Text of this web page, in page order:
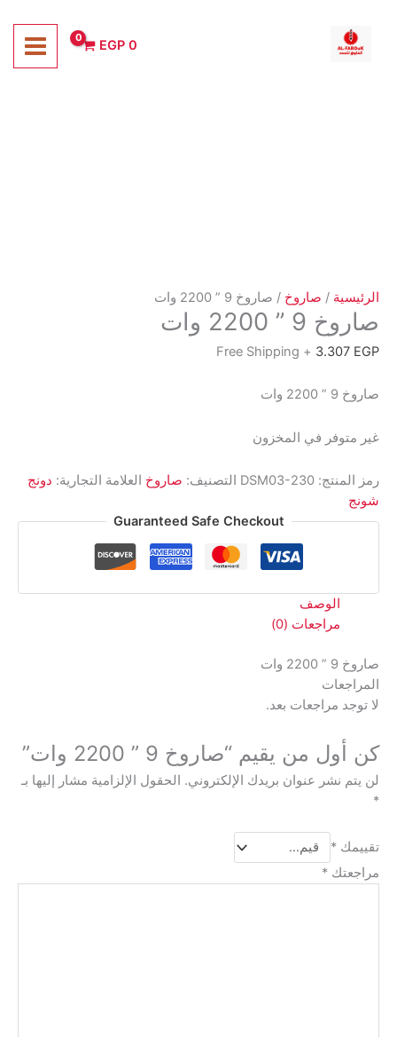
المحتوى
0
EGP
الرئيسية / صاروخ / صاروخ 9 ” 2200 وات
صاروخ 9 ” 2200 وات
3.307 EGP
+ Free Shipping
صاروخ 9 ” 2200 وات
غير متوفر في المخزون
رمز المنتج: DSM03-230 التصنيف: صاروخ العلامة التجارية: دونج
شونج
Guaranteed Safe Checkout
الوصف
مراجعات (0)
صاروخ 9 ” 2200 وات
المراجعات
لا توجد مراجعات بعد.
كن أول من يقيم “صاروخ 9 ” 2200 وات”
لن يتم نشر عنوان بريدك الإلكتروني. الحقول الإلزامية مشار إليها بـ
*
تقييمك *
مراجعتك *